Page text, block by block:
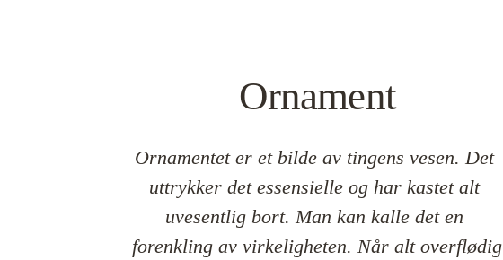
Ornament
Ornamentet er et bilde av tingens vesen. Det
uttrykker det essensielle og har kastet alt
uvesentlig bort. Man kan kalle det en
forenkling av virkeligheten. Når alt overflødig